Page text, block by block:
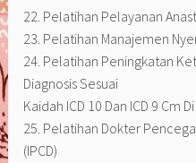
22. Pelatihan Pelayanan
23. Pelatihan Manajemen
24. Pelatihan Peningkatan
Diagnosis Sesuai
Kaidah ICD 10 Dan ICD 9 Cm
25. Pelatihan Dokter
(IPCD)